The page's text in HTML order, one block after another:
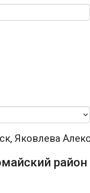
Яковлева
район